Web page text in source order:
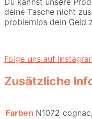
deine Tasche nicht
problemlos dein Geld
Folge uns auf
Zusätzliche
Farben N1072